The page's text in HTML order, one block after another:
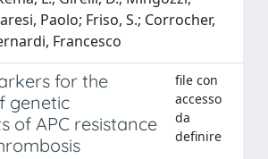
Paolo; Friso, S.; Corrocher,
Francesco
for the
genetic
of APC resistance
file con
accesso
da
definire